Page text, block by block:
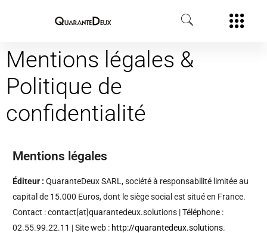
Mentions légales &
Politique de
confidentialité
Mentions légales
Éditeur : QuaranteDeux SARL, société à responsabilité limitée au
capital de 15.000 Euros, dont le siège social est situé en France.
Contact : contact[at]quarantedeux.solutions | Téléphone :
02.55.99.22.11 | Site web : http://quarantedeux.solutions.